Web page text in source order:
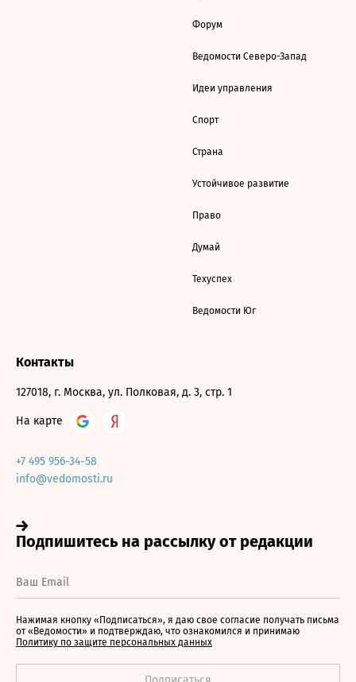
Форум
Ведомости Северо-Запад
Идеи управления
Спорт
Страна
Устойчивое развитие
Право
Думай
Техуспех
Ведомости Юг
Контакты
127018, г. Москва, ул. Полковая, д. 3, стр. 1
На карте
+7 495 956-34-58
info@vedomosti.ru
Нажимая кнопку «Подписаться», я даю свое согласие получать письма
от «Ведомости» и подтверждаю, что ознакомился и принимаю
Политику по защите персональных данных